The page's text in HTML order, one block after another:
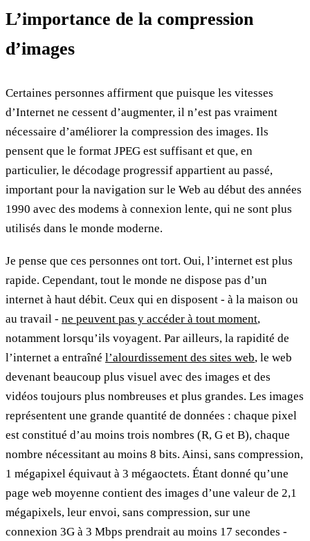
L’importance de la compression
d’images
Certaines personnes affirment que puisque les vitesses
d’Internet ne cessent d’augmenter, il n’est pas vraiment
nécessaire d’améliorer la compression des images. Ils
pensent que le format JPEG est suffisant et que, en
particulier, le décodage progressif appartient au passé,
important pour la navigation sur le Web au début des années
1990 avec des modems à connexion lente, qui ne sont plus
utilisés dans le monde moderne.
Je pense que ces personnes ont tort. Oui, l’internet est plus
rapide. Cependant, tout le monde ne dispose pas d’un
internet à haut débit. Ceux qui en disposent - à la maison ou
au travail - ne peuvent pas y accéder à tout moment,
notamment lorsqu’ils voyagent. Par ailleurs, la rapidité de
l’internet a entraîné l’alourdissement des sites web, le web
devenant beaucoup plus visuel avec des images et des
vidéos toujours plus nombreuses et plus grandes. Les images
représentent une grande quantité de données : chaque pixel
est constitué d’au moins trois nombres (R, G et B), chaque
nombre nécessitant au moins 8 bits. Ainsi, sans compression,
1 mégapixel équivaut à 3 mégaoctets. Étant donné qu’une
page web moyenne contient des images d’une valeur de 2,1
mégapixels, leur envoi, sans compression, sur une
connexion 3G à 3 Mbps prendrait au moins 17 secondes -